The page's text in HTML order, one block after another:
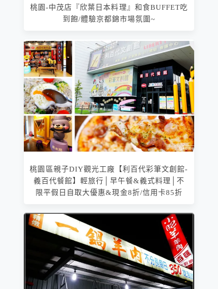
桃園-中茂店『欣葉日本料理』和食BUFFET吃
到飽/體驗京都錦市場氛圍~
桃園區親子DIY觀光工廠【利百代彩筆文創館-
義百代餐館】輕旅行│早午餐&義式料理│不
限平假日自取大優惠&現金8折/信用卡85折